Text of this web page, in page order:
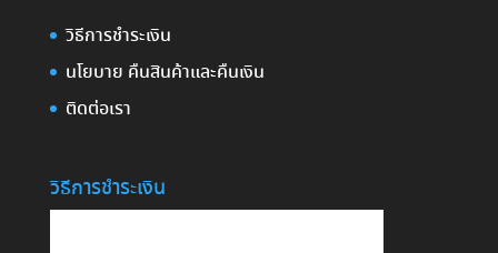
วิธีการชำระเงิน
นโยบาย คืนสินค้าและคืนเงิน
ติดต่อเรา
วิธีการชำระเงิน